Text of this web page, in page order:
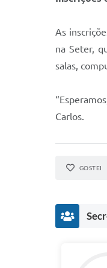
As
na Seter,
salas,
Carlos.
GOSTEI